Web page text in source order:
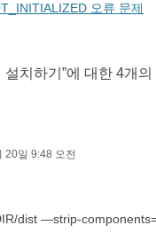
오류 문제
치하기 ”에 대한 4개
20일 9:48 오전
dist —strip-